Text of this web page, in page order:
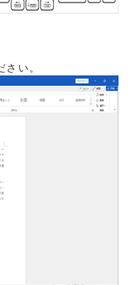
い。